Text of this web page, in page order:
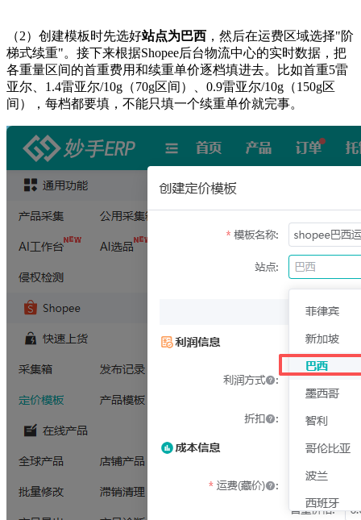
（2）创建模板时先选好站点为巴西 ，然后在运费区域选择"阶
梯式续重"。接下来根据Shopee后台物流中心的实时数据，把
各重量区间的首重费用和续重单价逐档填进去。比如首重5雷
亚尔、1.4雷亚尔/10g（70g区间）、0.9雷亚尔/10g（150g区
间），每档都要填，不能只填一个续重单价就完事。